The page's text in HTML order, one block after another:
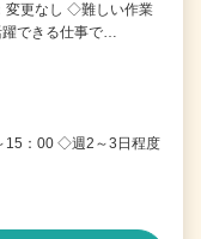
変更なし ◇難しい作業
躍できる仕事で…
15：00 ◇週2～3日程度